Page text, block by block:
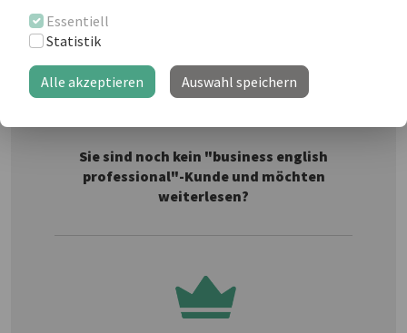
Essentiell
Statistik
Alle akzeptieren Auswahl speichern
Weiterlesen als business english Kunde
Sie sind noch kein "business english
professional"-Kunde und möchten
weiterlesen?